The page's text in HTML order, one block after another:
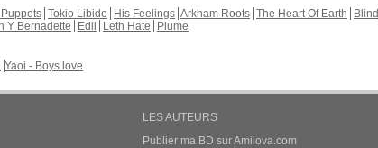
Tokio Libido His Feelings Arkham Roots The Heart Of Earth
Blind
Y Bernadette Edil Leth Hate
Plume
Yaoi - Boys love
LES AUTEURS
Publier ma BD sur Amilova.com